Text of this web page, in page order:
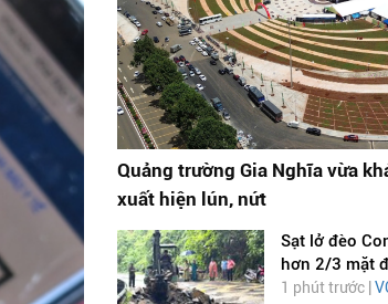
Quảng trường Gia Nghĩa vừa
xuất hiện lún, nứt
Sạt lở đèo
hơn 2/3 mặt
1 phút trước |